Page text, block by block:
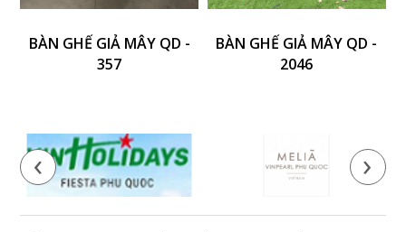
BÀN GHẾ GIẢ MÂY QD -
357
BÀN GHẾ GIẢ MÂY QD -
2046
‹ ›